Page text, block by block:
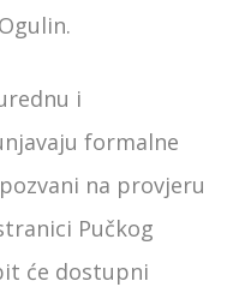
i
formalne
na provjeru
Pučkog
će dostupni